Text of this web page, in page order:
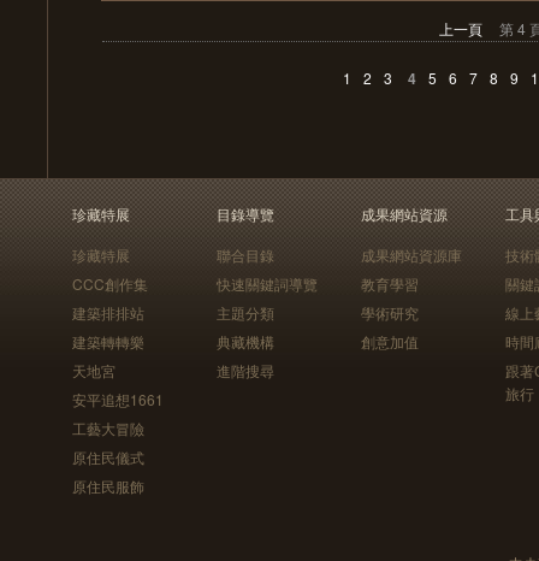
上一頁 第 4
1 2 3 4 5 6 7 8 9
珍藏特展
珍藏特展
CCC創作集
建築排排站
建築轉轉樂
天地宮
安平追想1661
工藝大冒險
原住民儀式
原住民服飾
目錄導覽
聯合目錄
快速關鍵詞導覽
主題分類
典藏機構
進階搜尋
成果網站資源
成果網站資源庫
教育學習
學術研究
創意加值
工具
技術
關鍵
線上
時間
跟
旅行